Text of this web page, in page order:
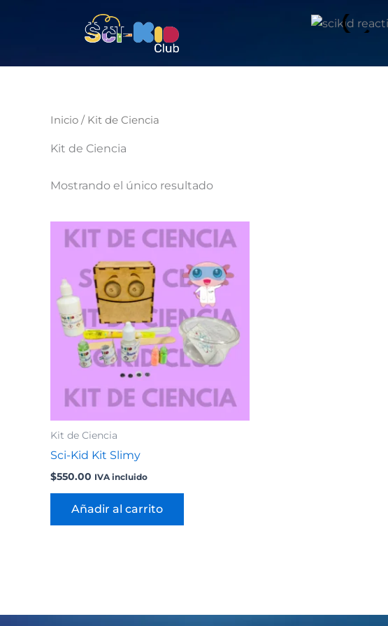
Inicio / Kit de Ciencia
Kit de Ciencia
Mostrando el único resultado
Kit de Ciencia
Sci-Kid Kit Slimy
$550.00 IVA incluido
Añadir al carrito